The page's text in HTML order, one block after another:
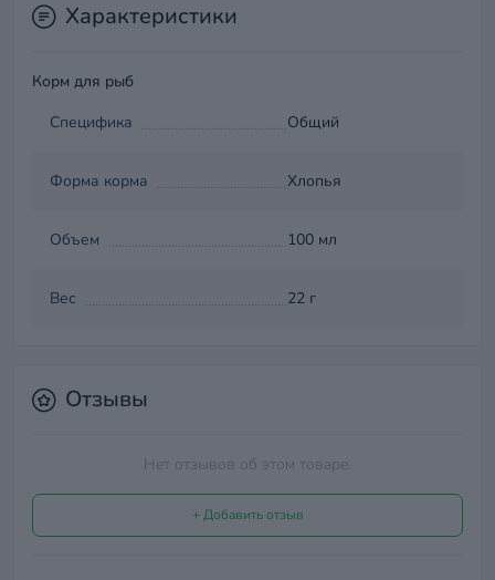
Характеристики
Корм для рыб
Специфика
Общий
Форма корма Хлопья
Объем 100 мл
Вес 22 г
Отзывы
Нет отзывов об этом товаре.
+ Добавить отзыв